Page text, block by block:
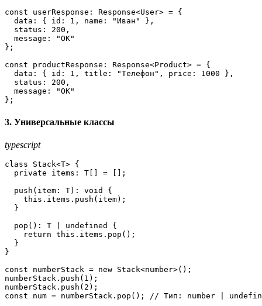
const
userResponse : Response<User> = {
data : { id : 1 , name : "Иван"
},
status : 200 ,
message :
"OK"
};
const
productResponse : Response<Product> = {
data : { id : 1 , title : "Телефон" , price : 1000 },
status : 200 ,
message :
"OK"
};
3. Универсальные классы
typescript
class Stack<T> {
  private
items : T[] = [];
push ( item : T): void
{
this . items . push (item);
  }
pop (): T | undefined
{
return this . items . pop ();
  }
}
const numberStack = new Stack<number>();
numberStack. push ( 1 );
numberStack. push ( 2
const num = numberStack. pop ();
// Тип: number |